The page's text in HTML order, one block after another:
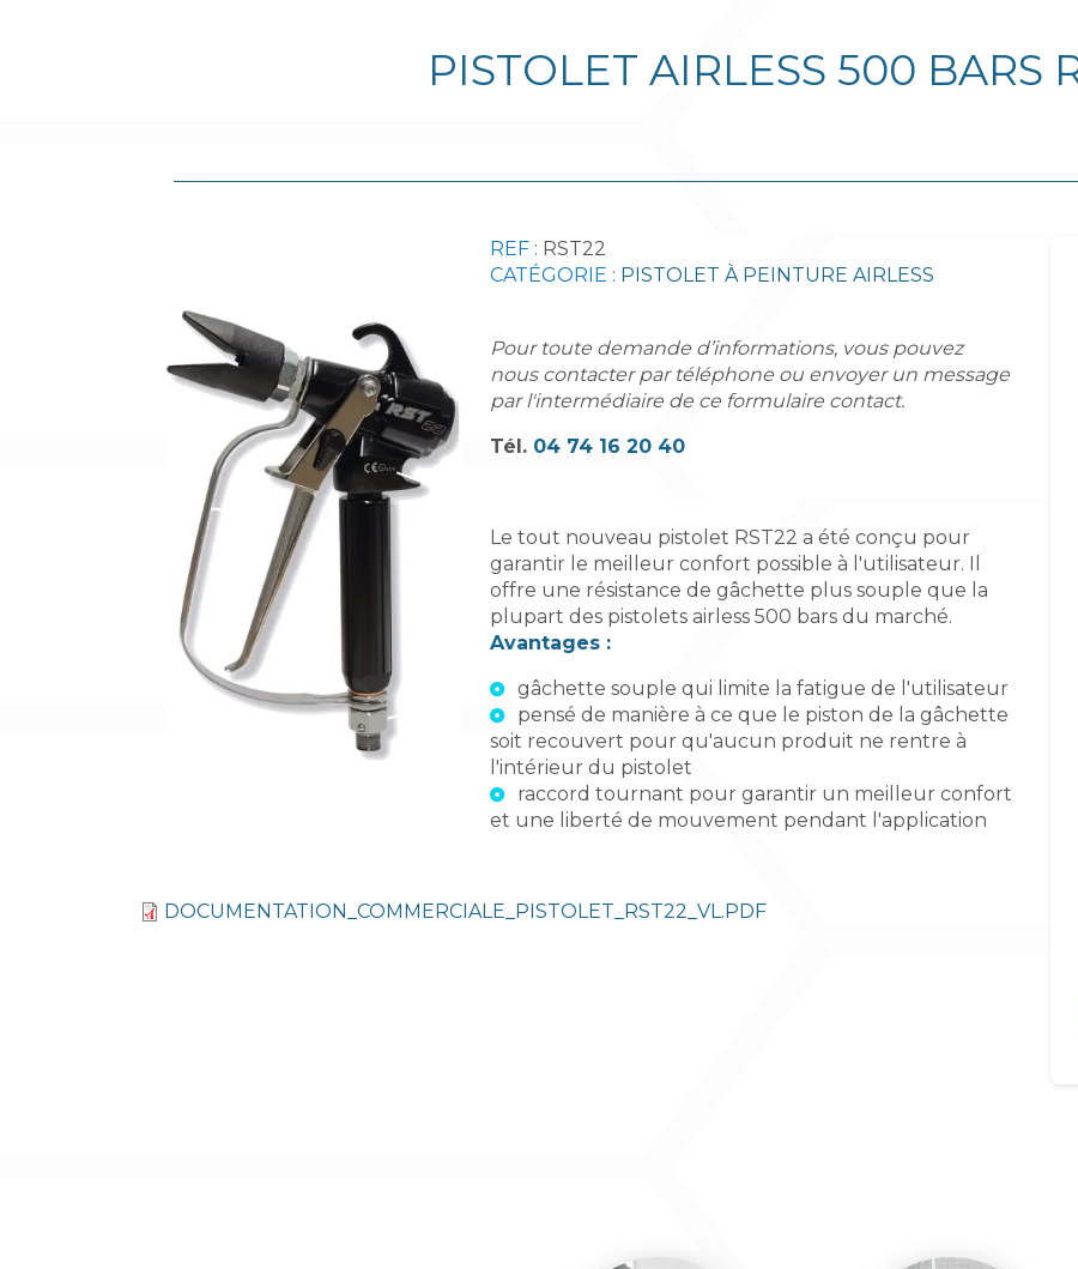
PISTOLET AIRLESS 500 BARS
REF : RST22
CATÉGORIE : PISTOLET À PEINTURE AIRLESS
Pour toute demande d’informations, vous pouvez
nous contacter par téléphone ou envoyer un message
par l'intermédiaire de ce formulaire contact.
Tél. 04 74 16 20 40
Le tout nouveau pistolet RST22 a été conçu pour
garantir le meilleur confort possible à l'utilisateur. Il
offre une résistance de gâchette plus souple que la
plupart des pistolets airless 500 bars du marché.
Avantages :
gâchette souple qui limite la fatigue de l'utilisateur
pensé de manière à ce que le piston de la gâchette
soit recouvert pour qu'aucun produit ne rentre à
l'intérieur du pistolet
raccord tournant pour garantir un meilleur confort
et une liberté de mouvement pendant l'application
DOCUMENTATION_COMMERCIALE_PISTOLET_RST22_VL.PDF